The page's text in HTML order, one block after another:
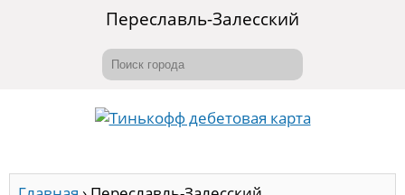
Переславль-Залесский